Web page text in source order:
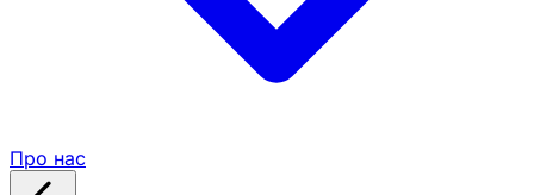
Про нас